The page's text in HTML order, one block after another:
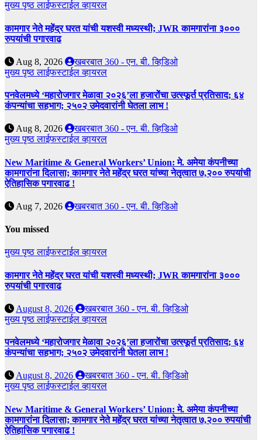
मुख्य पृष्ठलाईफस्टाईलव्हायरल
कामगार नेते महेंद्र घरत यांची यशस्वी मध्यस्थी; JWR कामगारांना ३०००
रुपयांची पगारवाढ
Aug 8, 2026
खबरबात 360 - एन. बी. व्हिडिओ
मुख्य पृष्ठलाईफस्टाईलव्हायरल
पनवेलमध्ये ‘महारोजगार मेळावा २०२६’ला हजारोंचा उत्स्फूर्त प्रतिसाद; ६४
कंपन्यांचा सहभाग; २५०२ उमेदवारांनी घेतला लाभ !
Aug 8, 2026
खबरबात 360 - एन. बी. व्हिडिओ
मुख्य पृष्ठलाईफस्टाईलव्हायरल
New Maritime & General Workers’ Union: मे. अमेया कंपनीच्या
कामगारांना दिलासा; कामगार नेते महेंद्र घरत यांच्या नेतृत्वात ७,२०० रुपयांची
ऐतिहासिक पगारवाढ !
Aug 7, 2026 खबरबात 360 - एन. बी. व्हिडिओ
You missed
मुख्य पृष्ठलाईफस्टाईलव्हायरल
कामगार नेते महेंद्र घरत यांची यशस्वी मध्यस्थी; JWR कामगारांना ३०००
रुपयांची पगारवाढ
August 8, 2026
खबरबात 360 - एन. बी. व्हिडिओ
मुख्य पृष्ठलाईफस्टाईलव्हायरल
पनवेलमध्ये ‘महारोजगार मेळावा २०२६’ला हजारोंचा उत्स्फूर्त प्रतिसाद; ६४
कंपन्यांचा सहभाग; २५०२ उमेदवारांनी घेतला लाभ !
August 8, 2026
खबरबात 360 - एन. बी. व्हिडिओ
मुख्य पृष्ठलाईफस्टाईलव्हायरल
New Maritime & General Workers’ Union: मे. अमेया कंपनीच्या
कामगारांना दिलासा; कामगार नेते महेंद्र घरत यांच्या नेतृत्वात ७,२०० रुपयांची
ऐतिहासिक पगारवाढ !